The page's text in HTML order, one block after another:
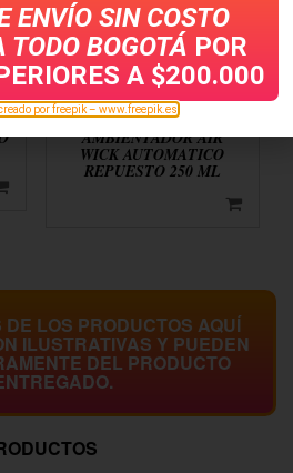
AMBIENTADOR AIR
WICK AUTOMATICO
REPUESTO 250 ML
LOS PRODUCTOS AQUÍ
ILUSTRATIVAS Y PUEDEN
DEL PRODUCTO
ENVÍO SIN COSTO
TODO BOGOTÁ POR
A $200.000
por freepik – www.freepik.es